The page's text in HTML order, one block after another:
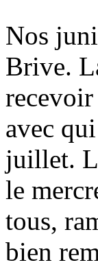
Nos
Brive.
avec
juillet.
le
tous,
bien